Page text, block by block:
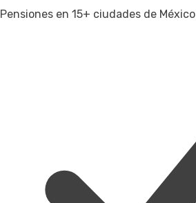
Pensiones en 15+ ciudades de México